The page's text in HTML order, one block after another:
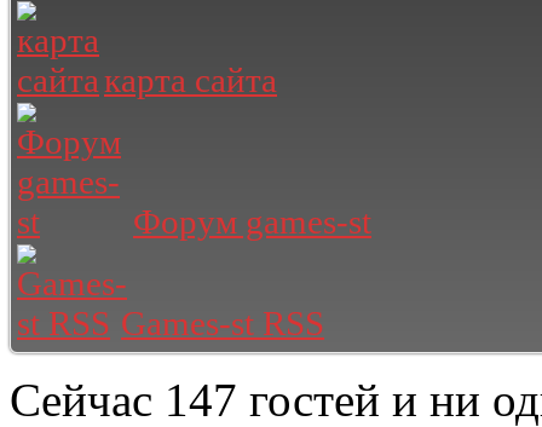
карта сайта
Форум games-st
Games-st RSS
Сейчас 147 гостей и ни